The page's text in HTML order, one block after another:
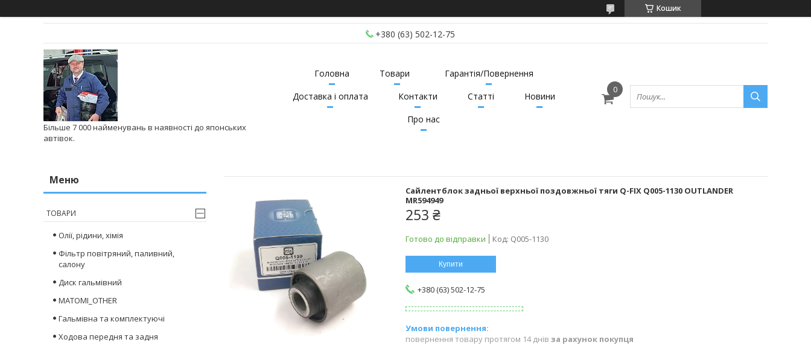
Кошик
+380 (63) 502-12-75
Більше 7 000 найменувань в наявності до японських
автівок.
Головна Товари
Гарантія/Повернення
Доставка і оплата
Контакти Статті
Новини
Про нас
Сайлентблок задньої верхньої поздовжньої тяги Q-FIX Q005-1130 OUTLANDER
MR594949
253 ₴
Готово до відправки Код: Q005-1130
Купити
+380 (63) 502-12-75
повернення товару протягом 14 днів за рахунок покупця
ТОВАРИ
Олії, рідини, хімія
Фільтр повітряний, паливний,
салону
Диск гальмівний
MATOMI_OTHER
Гальмівна та комплектуючі
Ходова передня та задня